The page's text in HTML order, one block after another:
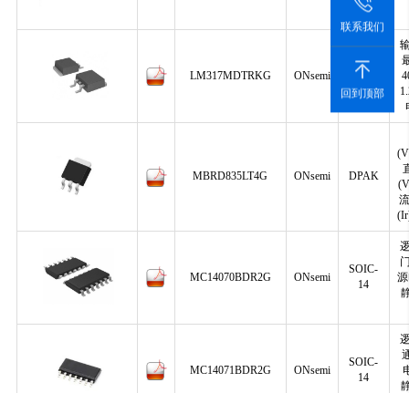
LM317MDTRKG ONsemi DPAK
MBRD835LT4G ONsemi DPAK
MC14070BDR2G ONsemi
SOIC-
14
MC14071BDR2G ONsemi
SOIC-
14
联系我们
回到顶部